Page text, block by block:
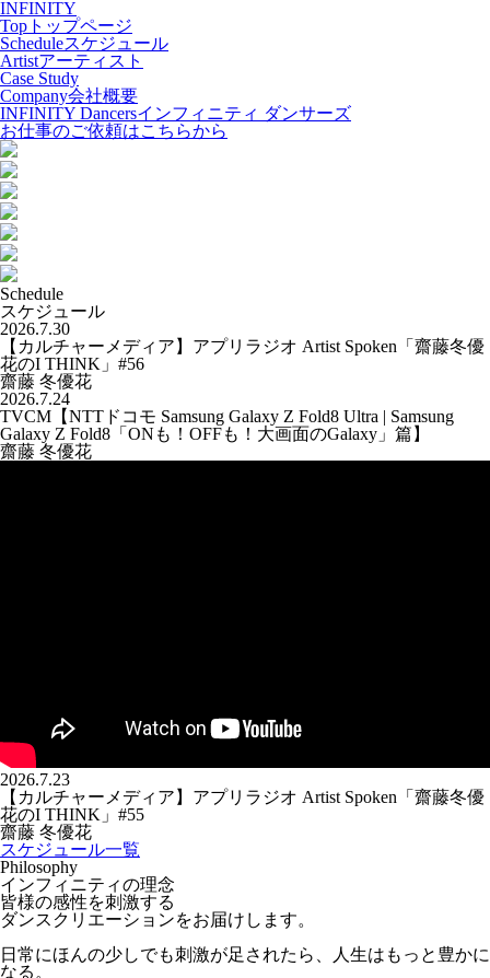
INFINITY
Top トップページ
Scheduleスケジュール
Artistアーティスト
Case Study
Company会社概要
INFINITY Dancersインフィニティ ダンサーズ
お仕事のご依頼はこちらから
Schedule
スケジュール
2026.7.30
【カルチャーメディア】アプリラジオ Artist Spoken「齋藤冬優
花のI THINK」#56
齋藤 冬優花
2026.7.24
TVCM【NTTドコモ Samsung Galaxy Z Fold8 Ultra | Samsung
Galaxy Z Fold8「ONも！OFFも！大画面のGalaxy」篇】
齋藤 冬優花
2026.7.23
【カルチャーメディア】アプリラジオ Artist Spoken「齋藤冬優
花のI THINK」#55
齋藤 冬優花
スケジュール一覧
Philosophy
インフィニティの理念
皆様の感性を刺激する
ダンスクリエーションをお届けします。
日常にほんの少しでも刺激が足されたら、人生はもっと豊かに
なる。